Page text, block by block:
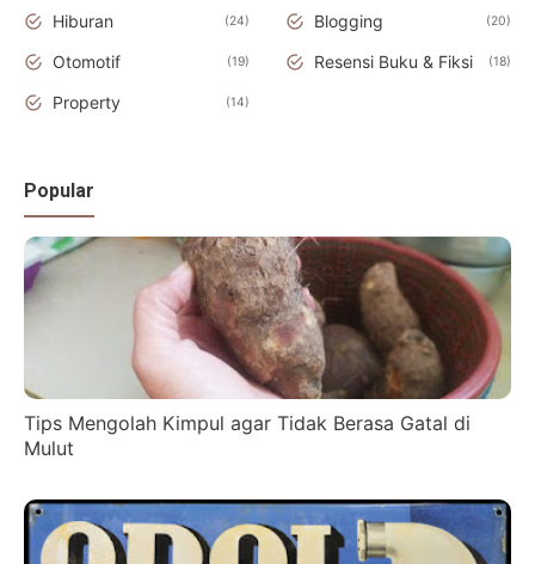
Hiburan 24 Blogging 20
Otomotif 19 Resensi Buku & Fiksi 18
Property 14
Popular
Tips Mengolah Kimpul agar Tidak Berasa Gatal di
Mulut